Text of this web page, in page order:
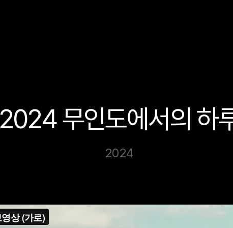
2024 무인도에서의 하
2024